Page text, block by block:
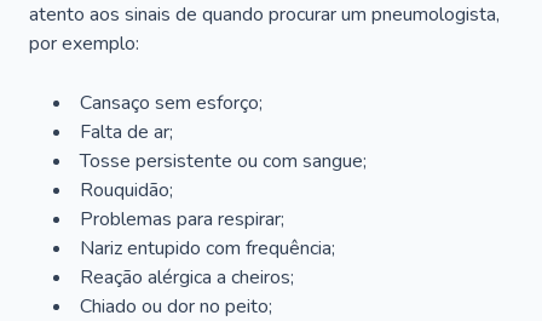
atento aos sinais de quando procurar um pneumologista,
por exemplo:
Cansaço sem esforço;
Falta de ar;
Tosse persistente ou com sangue;
Rouquidão;
Problemas para respirar;
Nariz entupido com frequência;
Reação alérgica a cheiros;
Chiado ou dor no peito;